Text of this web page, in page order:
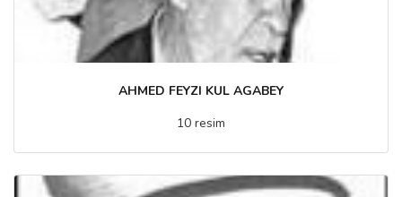
AHMED FEYZI KUL AGABEY
10 resim